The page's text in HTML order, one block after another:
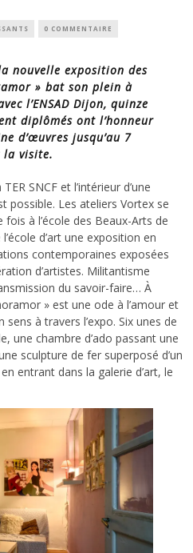
0 COMMENTAIRE
nouvelle exposition des
» bat son plein à
l’ENSAD Dijon, quinze
diplômés ont l’honneur
d’œuvres jusqu’au 7
la visite.
SNCF et l’intérieur d’une
possible. Les ateliers Vortex se
à l’école des Beaux-Arts de
d’art une exposition en
contemporaines exposées
d’artistes. Militantisme
du savoir-faire… À
» est une ode à l’amour et
à travers l’expo. Six unes de
une chambre d’ado passant une
sculpture de fer superposé d’un
entrant dans la galerie d’art, le